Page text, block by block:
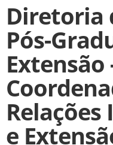
Diretoria
Pós-
Extensão
e